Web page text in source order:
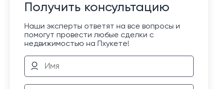
Получить консультацию
Наши эксперты ответят на все вопросы и
помогут провести любые сделки с
недвижимостью на Пхукете!